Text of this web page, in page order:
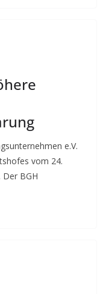
e.V.
vom 24.
Der BGH